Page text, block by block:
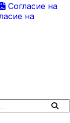
Согласие на
на
сайту